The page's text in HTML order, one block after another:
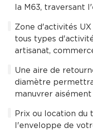
la M63, traversant
Zone d'activités
tous types
artisanat,
Une aire de
diamètre
manuvrer aisément
Prix ou location du
l'enveloppe de